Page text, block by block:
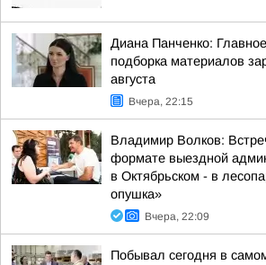
Диана Панченко:
подборка материалов
августа
Вчера, 22:15
Владимир Волков:
формате выездной
в Октябрьском - в
опушка»
Вчера, 22:09
Побывал сегодня в